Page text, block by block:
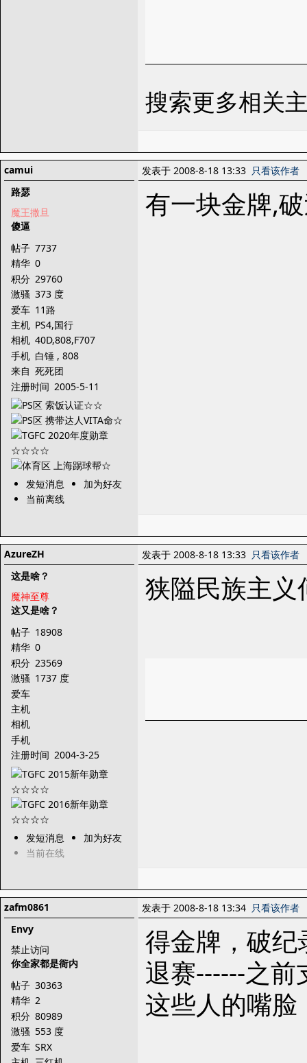
搜索更多相关
camui
路瑟
魔王撒旦
傻逼
帖子 7737
精华 0
积分 29760
激骚 373 度
爱车 11路
主机 PS4,国行
X1,PSV,3DS,XBOX36
0,PS3,PS2,PSONE,PS
P,NGC,NDS
相机 40D,808,F707
手机 白锤 , 808
来自 死死团
注册时间 2005-5-11
发短消息
加为好友
当前离线
发表于 2008-8-18 13:33 只看该作者
有一块金牌,
AzureZH
这是啥？
魔神至尊
这又是啥？
帖子 18908
精华 0
积分 23569
激骚 1737 度
爱车
主机
相机
手机
注册时间 2004-3-25
发短消息
加为好友
当前在线
发表于 2008-8-18 13:33 只看该作者
狭隘民族主义
zafm0861
Envy
禁止访问
你全家都是衙内
帖子 30363
精华 2
积分 80989
激骚 553 度
爱车 SRX
发表于 2008-8-18 13:34 只看该作者
得金牌，破
退赛------之
这些人的嘴脸